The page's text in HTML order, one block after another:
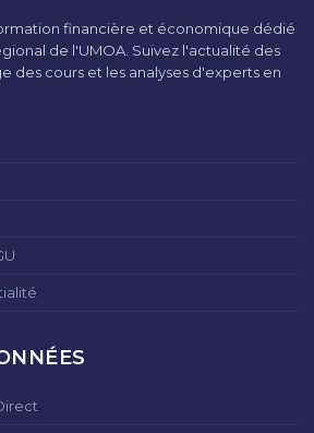
financière et économique dédié
de l'UMOA. Suivez l'actualité des
des cours et les analyses d'experts en